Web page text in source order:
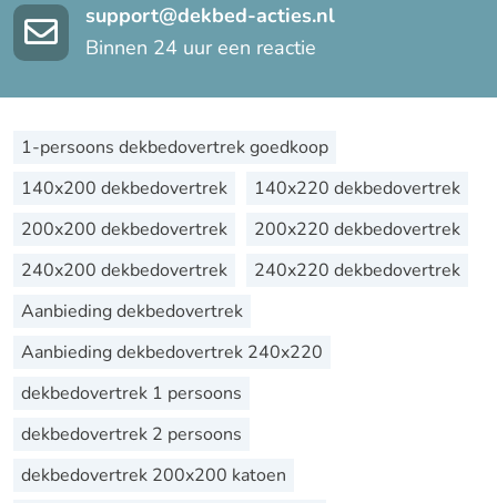
support@dekbed-acties.nl
Binnen 24 uur een reactie
1-persoons dekbedovertrek goedkoop
140x200 dekbedovertrek
140x220 dekbedovertrek
200x200 dekbedovertrek
200x220 dekbedovertrek
240x200 dekbedovertrek
240x220 dekbedovertrek
Aanbieding dekbedovertrek
Aanbieding dekbedovertrek 240x220
dekbedovertrek 1 persoons
dekbedovertrek 2 persoons
dekbedovertrek 200x200 katoen